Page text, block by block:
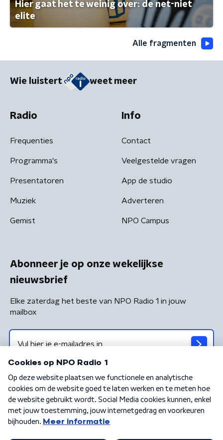
Hier gaat het te weinig over: de net-niet
elite
Alle fragmenten
Wie luistert weet meer
Radio
Frequenties
Programma's
Presentatoren
Muziek
Gemist
Info
Contact
Veelgestelde vragen
App de studio
Adverteren
NPO Campus
Abonneer je op onze wekelijkse
nieuwsbrief
Elke zaterdag het beste van NPO Radio 1 in jouw
mailbox
Algemene voorwaarden Privacybeleid